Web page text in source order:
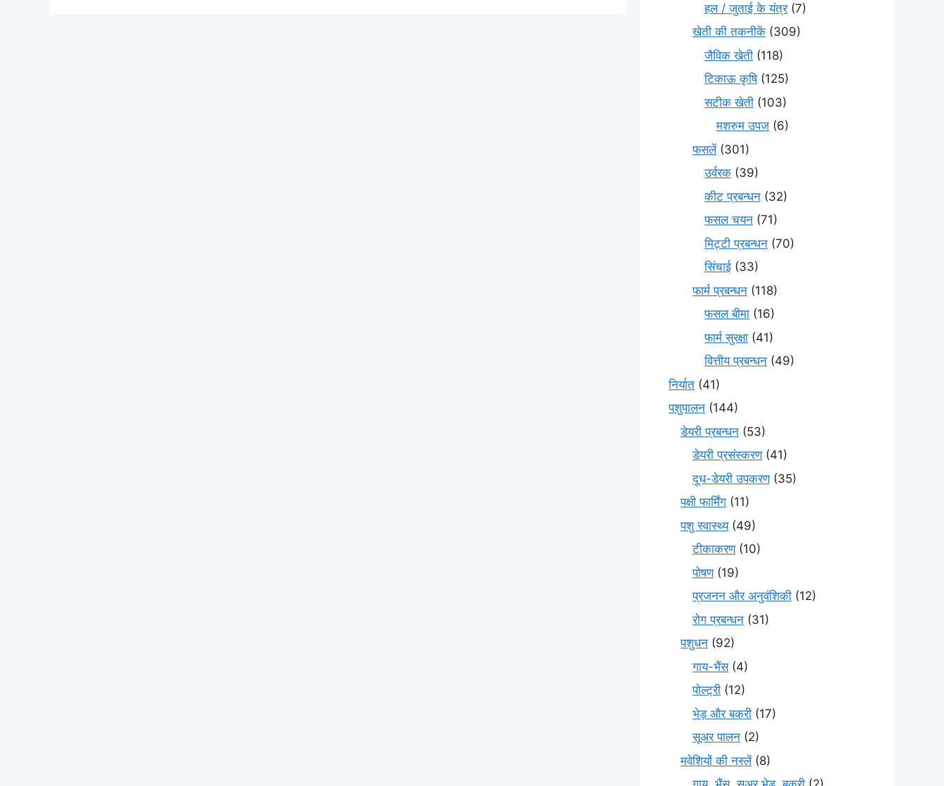
हल / जुताई के यंत्र(7)
खेती की तकनीकें (309)
जैविक खेती (118)
टिकाऊ कृषि(125)
सटीक खेती (103)
मशरुम उपज (6)
फसलें(301)
उर्वरक (39)
कीट प्रबन्धन (32)
फसल चयन (71)
मि‌ट्टी प्रबन्धन (70)
सिंचाई (33)
फार्म प्रबन्धन (118)
फसल बीमा (16)
फार्म सुरक्षा (41)
वित्तीय प्रबन्धन (49)
निर्यात (41)
पशुपालन (144)
डेयरी प्रबन्धन (53)
डेयरी प्रसंस्करण(41)
दूध-डेयरी उपकरण(35)
पक्षी फार्मिंग (11)
पशु स्वास्थ्य(49)
टीकाकरण(10)
पोषण(19)
प्रजनन और अनुवंशिकी (12)
रोग प्रबन्धन (31)
पशुधन (92)
गाय-भैंस(4)
पोल्ट्री (12)
भेड़ और बकरी (17)
सूअर पालन (2)
मवेशियों की नस्लें(8)